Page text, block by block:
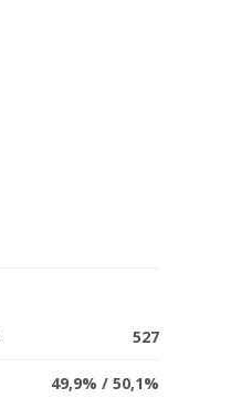
527
49,9% / 50,1%